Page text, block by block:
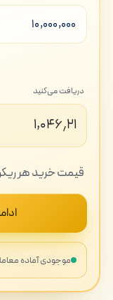
دریافت می‌کنید
۱,۰۴۶٫۲۱
قیمتخریدهر
موجودی آماده